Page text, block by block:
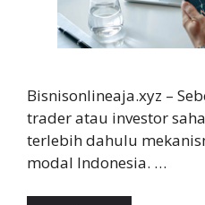
Bisnisonlineaja.xyz –
trader atau investor
terlebih dahulu
modal Indonesia. …